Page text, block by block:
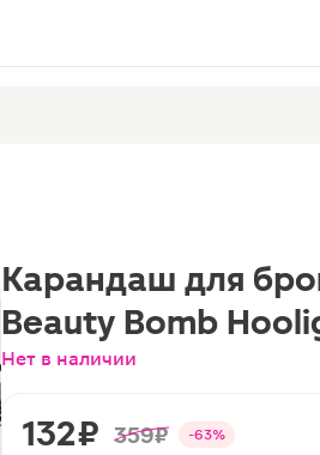
Карандаш для
Beauty Bomb
Нет в наличии
132 ₽ 359 ₽ -63%